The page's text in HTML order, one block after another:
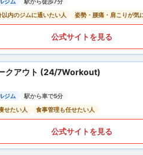
ジム
駅から徒歩7分
内のジムに通いたい人
姿勢・腰痛・肩こりが気
公式サイトを見る
クアウト (24/7Workout)
ジム
駅から車で5分
せたい人
食事管理も任せたい人
公式サイトを見る